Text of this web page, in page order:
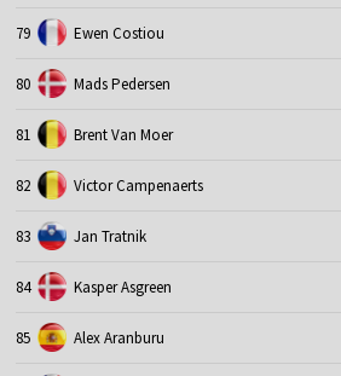
79 Ewen Costiou
80 Mads Pedersen
81 Brent Van Moer
82 Victor Campenaerts
83 Jan Tratnik
84 Kasper Asgreen
85 Alex Aranburu